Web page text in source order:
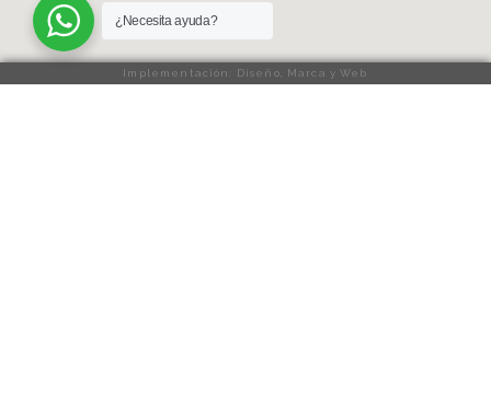
¿Necesita ayuda?
Implementación: Diseño, Marca y Web